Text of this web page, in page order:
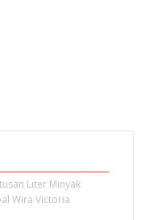
Liter Minyak
Wira Victoria